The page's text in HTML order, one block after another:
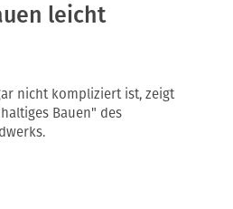
leicht
nicht kompliziert ist, zeigt
Bauen" des